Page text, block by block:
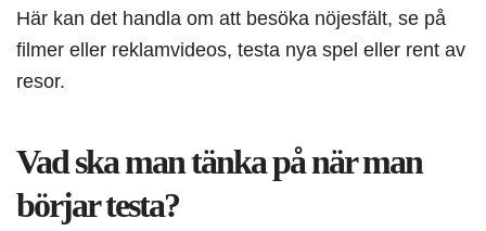
Här kan det handla om att besöka nöjesfält, se på
filmer eller reklamvideos, testa nya spel eller rent av
resor.
Vad ska man tänka på när man
börjar testa?